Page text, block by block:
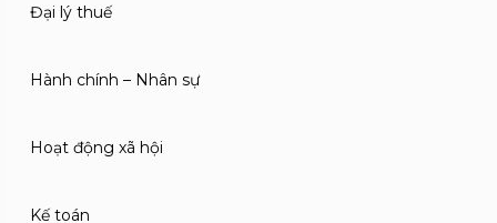
Đại lý thuế
Hành chính – Nhân sự
Hoạt động xã hội
Kế toán